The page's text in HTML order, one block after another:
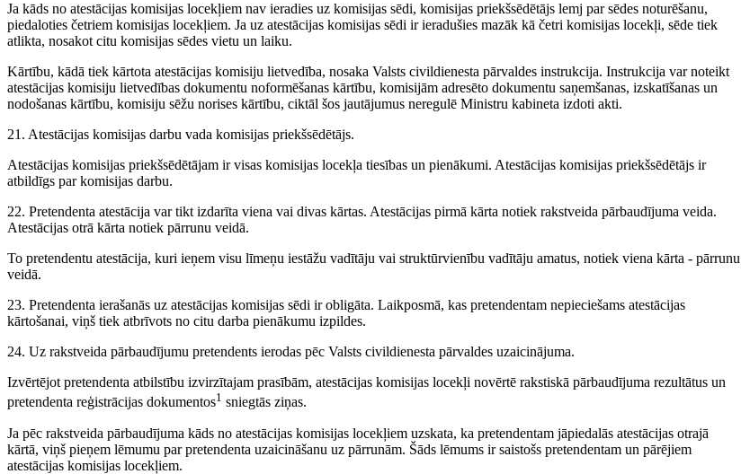
Ja kāds no atestācijas komisijas locekļiem nav ieradies uz komisijas sēdi, komisijas priekšsēdētājs lemj par sēdes noturēšanu,
piedaloties četriem komisijas locekļiem. Ja uz atestācijas komisijas sēdi ir ieradušies mazāk kā četri komisijas locekļi, sēde tiek
atlikta, nosakot citu komisijas sēdes vietu un laiku.
Kārtību, kādā tiek kārtota atestācijas komisiju lietvedība, nosaka Valsts civildienesta pārvaldes instrukcija. Instrukcija var noteikt
atestācijas komisiju lietvedības dokumentu noformēšanas kārtību, komisijām adresēto dokumentu saņemšanas, izskatīšanas un
nodošanas kārtību, komisiju sēžu norises kārtību, ciktāl šos jautājumus neregulē Ministru kabineta izdoti akti.
21. Atestācijas komisijas darbu vada komisijas priekšsēdētājs.
Atestācijas komisijas priekšsēdētājam ir visas komisijas locekļa tiesības un pienākumi. Atestācijas komisijas priekšsēdētājs ir
atbildīgs par komisijas darbu.
22. Pretendenta atestācija var tikt izdarīta viena vai divas kārtas. Atestācijas pirmā kārta notiek rakstveida pārbaudījuma veida.
Atestācijas otrā kārta notiek pārrunu veidā.
To pretendentu atestācija, kuri ieņem visu līmeņu iestāžu vadītāju vai struktūrvienību vadītāju amatus, notiek viena kārta - pārrunu
veidā.
23. Pretendenta ierašanās uz atestācijas komisijas sēdi ir obligāta. Laikposmā, kas pretendentam nepieciešams atestācijas
kārtošanai, viņš tiek atbrīvots no citu darba pienākumu izpildes.
24. Uz rakstveida pārbaudījumu pretendents ierodas pēc Valsts civildienesta pārvaldes uzaicinājuma.
Izvērtējot pretendenta atbilstību izvirzītajam prasībām, atestācijas komisijas locekļi novērtē rakstiskā pārbaudījuma rezultātus un
pretendenta reģistrācijas dokumentos1 sniegtās ziņas.
Ja pēc rakstveida pārbaudījuma kāds no atestācijas komisijas locekļiem uzskata, ka pretendentam jāpiedalās atestācijas otrajā
kārtā, viņš pieņem lēmumu par pretendenta uzaicināšanu uz pārrunām. Šāds lēmums ir saistošs pretendentam un pārējiem
atestācijas komisijas locekļiem.